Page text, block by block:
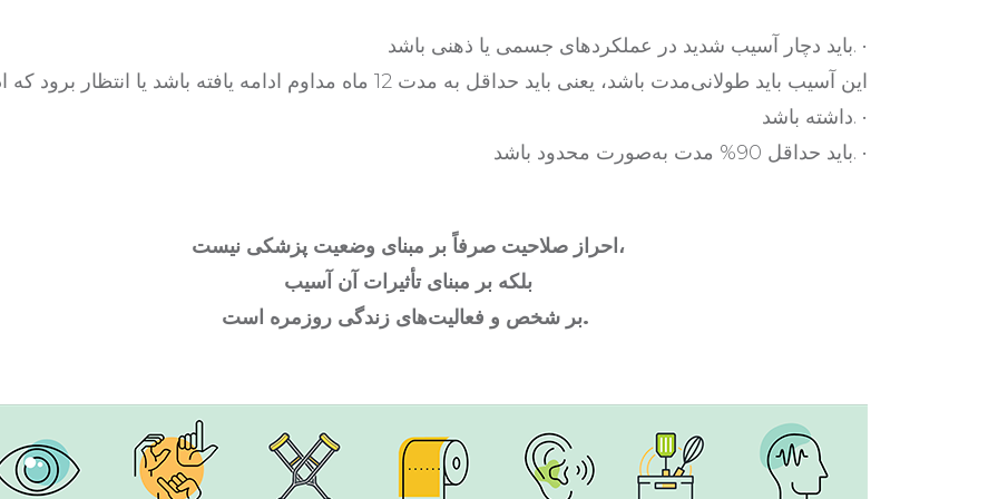
باید دچار آسیب شدید در عملکردهای جسمی یا ذهنی باشد. •
این آسیب باید طولانی‌مدت باشد، یعنی باید حداقل به مدت 12 ماه مداوم ادامه یافته باشد یا انتظار
داشته باشد. •
باید حداقل 90% مدت به‌صورت محدود باشد. •
احراز صلاحیت صرفاً بر مبنای وضعیت پزشکی نیست،
بلکه بر مبنای تأثیرات آن آسیب
بر شخص و فعالیت‌های زندگی روزمره است.